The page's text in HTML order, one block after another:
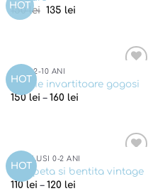
HOT
150 lei Pretul
135 leiPretul
HOT
wishlist
FETE 2-10 ANI
Rochie invartitoare gogosi
150 lei – 160 lei
HOT
wishlist
BEBELUSI 0-2 ANI
Salopeta si bentita vintage
110lei – 120 lei